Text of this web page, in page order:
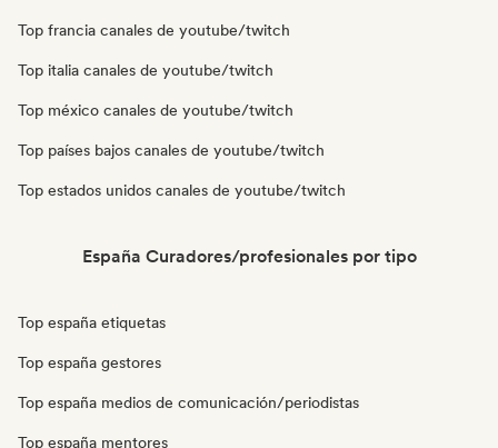
Top francia canales de youtube/twitch
Top italia canales de youtube/twitch
Top méxico canales de youtube/twitch
Top países bajos canales de youtube/twitch
Top estados unidos canales de youtube/twitch
España Curadores/profesionales por tipo
Top españa etiquetas
Top españa gestores
Top españa medios de comunicación/periodistas
Top españa mentores